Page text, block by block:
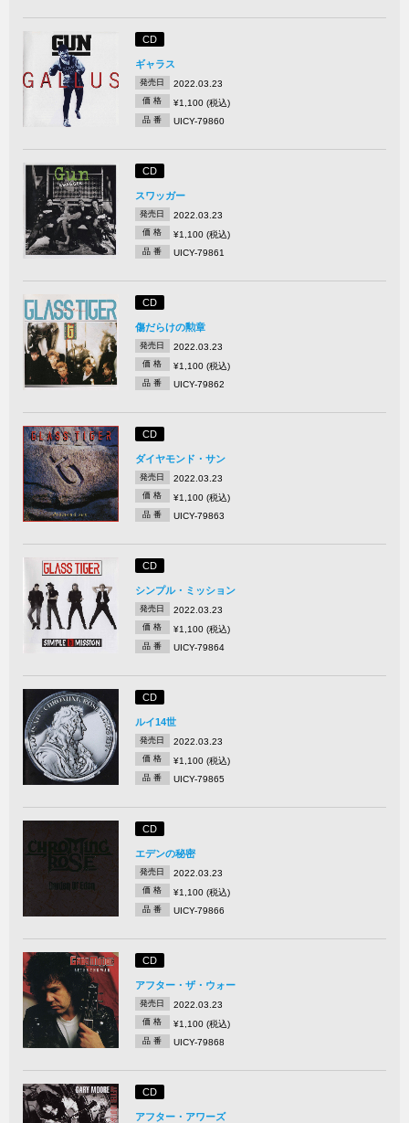
CD
ギャラス
発売日 2022.03.23
価 格 ¥1,100 (税込)
品 番 UICY-79860
CD
スワッガー
発売日 2022.03.23
価 格 ¥1,100 (税込)
品 番 UICY-79861
CD
傷だらけの勲章
発売日 2022.03.23
価 格 ¥1,100 (税込)
品 番 UICY-79862
CD
ダイヤモンド・サン
発売日 2022.03.23
価 格 ¥1,100 (税込)
品 番 UICY-79863
CD
シンプル・ミッション
発売日 2022.03.23
価 格 ¥1,100 (税込)
品 番 UICY-79864
CD
ルイ14世
発売日 2022.03.23
価 格 ¥1,100 (税込)
品 番 UICY-79865
CD
エデンの秘密
発売日 2022.03.23
価 格 ¥1,100 (税込)
品 番 UICY-79866
CD
アフター・ザ・ウォー
発売日 2022.03.23
価 格 ¥1,100 (税込)
品 番 UICY-79868
CD
アフター・アワーズ